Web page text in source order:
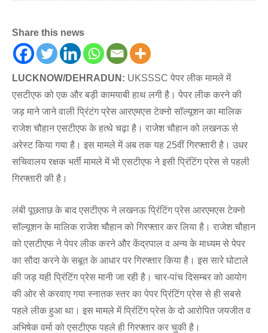
Share this news
LUCKNOW/DEHRADUN: UKSSSC पेपर लीक मामले में
एसटीएफ को एक और बड़ी कामयाबी हाथ लगी है। पेपर लीक करने की
जड़ माने जाने वाली प्रिंटंग प्रेस आरएमएस टेक्नो सॉल्यूशन का मालिक
राजेश चौहान एसटीएफ के हत्थे चढ़ा है। राजेश चौहान को लखनऊ से
अरेस्ट किया गया है। इस मामले में अब तक यह 25वीं गिरफ्तारी है। उधर
सचिवालय रक्षक भर्ती मामले में भी एसटीएफ ने इसी प्रिंटिंग प्रेस से पहली
गिरफ्तारी की है।
लंबी पूछताछ के बाद एसटीएफ ने लखनऊ प्रिंटिंग प्रेस आरएमएस टेक्नो
सॉल्यूशन के मालिक राजेश चौहान को गिरफ्तार कर लिया है। राजेश चौहान
को एसटीएफ ने पेपर लीक करने और केंद्रपाल व अन्य के माध्यम से पेपर
का सौदा करने के सबूत के आधार पर गिरफ्तार किया है। इस सारे घोटाले
की जड़ यही प्रिंटिंग प्रेस मानी जा रही है। चार-पांच दिसम्बर को आयोग
की ओर से करवाए गया स्नातक स्तर का पेपर प्रिंटिंग प्रेस से ही सबसे
पहले लीक हुआ था। इस मामले में प्रिंटिंग प्रेस के दो आरोपित जयजीत व
अभिषेक वर्मा को एसटीएफ पहले ही गिरफ्तार कर चुकी है।